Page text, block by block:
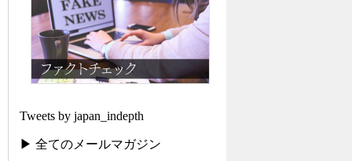
Tweets by japan_indepth
▶ 全てのメールマガジン